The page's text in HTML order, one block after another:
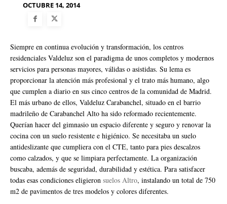
OCTUBRE 14, 2014
Siempre en continua evolución y transformación, los centros
residenciales Valdeluz son el paradigma de unos completos y modernos
servicios para personas mayores, válidas o asistidas. Su lema es
proporcionar la atención más profesional y el trato más humano, algo
que cumplen a diario en sus cinco centros de la comunidad de Madrid.
El más urbano de ellos, Valdeluz Carabanchel, situado en el barrio
madrileño de Carabanchel Alto ha sido reformado recientemente.
Querían hacer del gimnasio un espacio diferente y seguro y renovar la
cocina con un suelo resistente e higiénico. Se necesitaba un suelo
antideslizante que cumpliera con el CTE, tanto para pies descalzos
como calzados, y que se limpiara perfectamente. La organización
buscaba, además de seguridad, durabilidad y estética. Para satisfacer
todas esas condiciones eligieron suelos Altro, instalando un total de 750
m2 de pavimentos de tres modelos y colores diferentes.